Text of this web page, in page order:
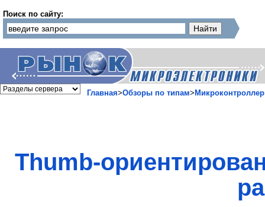
Поиск по сайту:
Главная>Обзоры по типам>
Thumb-